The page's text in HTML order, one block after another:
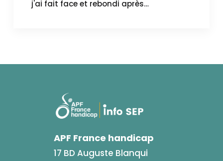
j'ai fait face et rebondi après…
APF France handicap
17 BD Auguste Blanqui